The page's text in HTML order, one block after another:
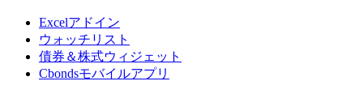
Excelアドイン
ウォッチリスト
債券＆株式ウィジェット
Cbondsモバイルアプリ